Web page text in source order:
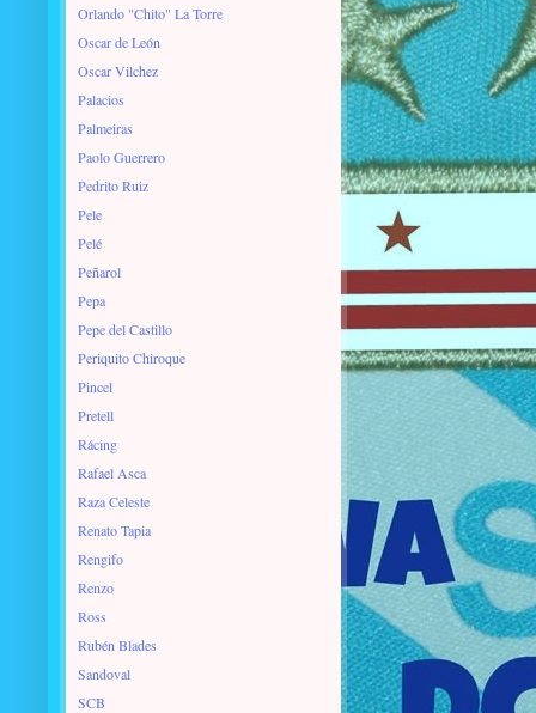
Orlando "Chito" La Torre
Oscar de León
Oscar Vilchez
Palacios
Palmeiras
Paolo Guerrero
Pedrito Ruiz
Pele
Pelé
Peñarol
Pepa
Pepe del Castillo
Periquito Chiroque
Pincel
Pretell
Rácing
Rafael Asca
Raza Celeste
Renato Tapia
Rengifo
Renzo
Ross
Rubén Blades
Sandoval
SCB